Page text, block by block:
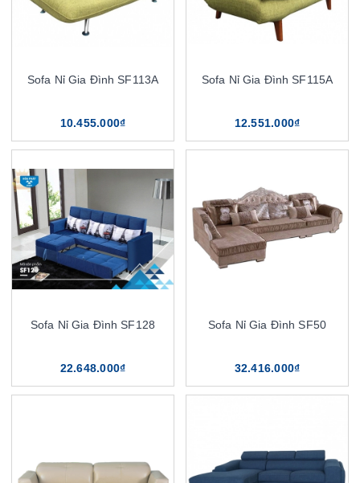
Sofa Nỉ Gia Đình SF113A
10.455.000₫
Sofa Nỉ Gia Đình SF115A
12.551.000₫
Sofa Nỉ Gia Đình SF128
22.648.000₫
Sofa Nỉ Gia Đình SF50
32.416.000₫